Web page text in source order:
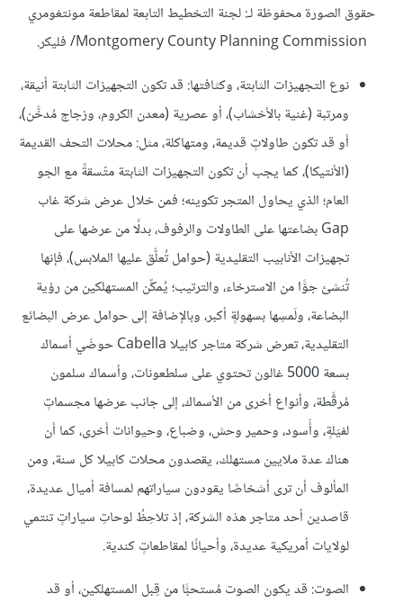
حقوق الصورة محفوظة لـ: لجنة التخطيط التابعة لمقاطعة مونتغومري
Montgomery County Planning Commission/ فليكر.
نوع التجهيزات الثابتة، وكثافتها: قد تكون التجهيزات الثابتة أنيقة،
ومرتبة (غنية بالأخشاب)، أو عصرية (معدن الكروم، وزجاج مُدخَّن)،
أو قد تكون طاولاتٍ قديمة، ومتهاكلة، مثل: محلات التحف القديمة
(الأنتيكا)، كما يجب أن تكون التجهيزات الثابتة متّسقةً مع الجو
العام؛ الذي يحاول المتجر تكوينه؛ فمن خلال عرض شركة غاب
Gap بضاعتها على الطاولات والرفوف، بدلًا من عرضها على
تجهيزات الأنابيب التقليدية (حوامل تُعلَّق عليها الملابس)، فإنها
تُنشئ جوًّا من الاسترخاء، والترتيب؛ يُمكِّن المستهلكين من رؤية
البضاعة، ولَمسِها بسهولةٍ أكبر، وبالإضافة إلى حوامل عرض البضائع
التقليدية، تعرض شركة متاجر كابيلا Cabella حوضَي أسماك
بسعة 5000 غالون تحتوي على سلطعونات، وأسماك سلمون
مُرقَّطة، وأنواع أخرى من الأسماك، إلى جانب عرضها مجسماتٍ
لفيَلةٍ، وأُسود، وحمير وحش، وضباع، وحيوانات أخرى، كما أن
هناك عدة ملايين مستهلك، يقصدون محلات كابيلا كل سنة، ومن
المألوف أن ترى أشخاصًا يقودون سياراتهم لمسافة أميال عديدة،
قاصدين أحد متاجر هذه الشركة، إذ تلاحِظُ لوحاتِ سياراتٍ تنتمي
لولايات أمريكية عديدة، وأحيانًا لمقاطعاتٍ كندية.
الصوت: قد يكون الصوت مُستحبًّا من قِبل المستهلكين، أو قد